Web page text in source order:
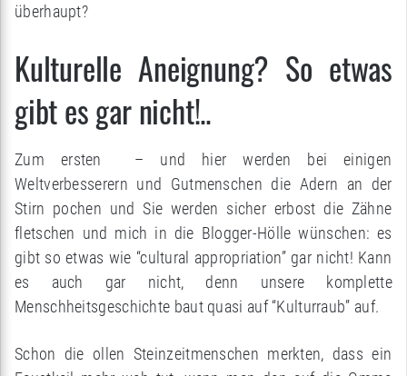
überhaupt?
Kulturelle Aneignung? So etwas
gibt es gar nicht!..
Zum ersten – und hier werden bei einigen
Weltverbesserern und Gutmenschen die Adern an der
Stirn pochen und Sie werden sicher erbost die Zähne
fletschen und mich in die Blogger-Hölle wünschen: es
gibt so etwas wie “cultural appropriation” gar nicht! Kann
es auch gar nicht, denn unsere komplette
Menschheitsgeschichte baut quasi auf “Kulturraub” auf.
Schon die ollen Steinzeitmenschen merkten, dass ein